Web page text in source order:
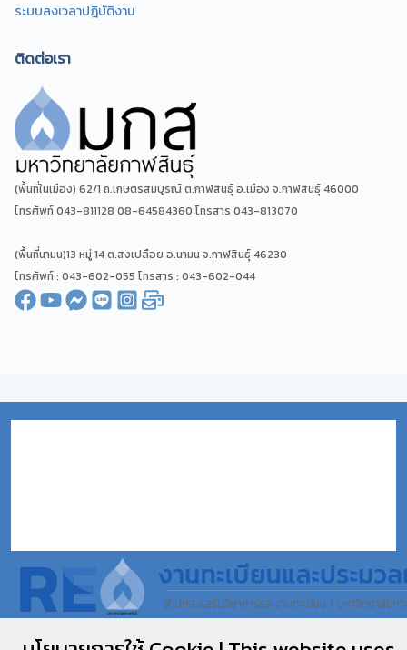
ระบบลงเวลาปฎิบัติงาน
ติดต่อเรา
(พื้นที่ในเมือง) 62/1 ถ.เกษตรสมบูรณ์ ต.กาฬสินธุ์ อ.เมือง จ.กาฬสินธุ์ 46000
โทรศัพท์ 043-811128 08-64584360 โทรสาร 043-813070
(พื้นที่นามน)13 หมู่ 14 ต.สงเปลือย อ.นามน จ.กาฬสินธุ์ 46230
โทรศัพท์ : 043-602-055 โทรสาร : 043-602-044